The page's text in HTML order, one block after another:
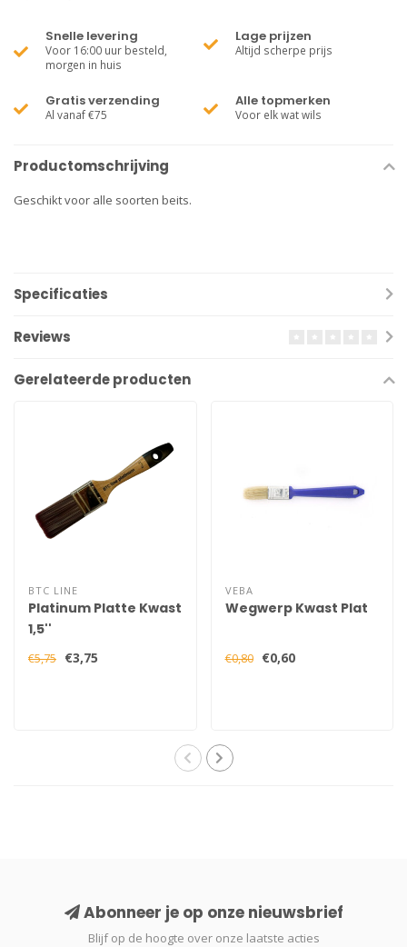
Snelle levering
Voor 16:00 uur besteld,
morgen in huis
Lage prijzen
Altijd scherpe prijs
Gratis verzending
Al vanaf €75
Alle topmerken
Voor elk wat wils
Productomschrijving
Geschikt voor alle soorten beits.
Specificaties
Reviews
Gerelateerde producten
BTC LINE
Platinum Platte Kwast
1,5''
€5,75 €3,75
VEBA
Wegwerp Kwast Plat
€0,80 €0,60
Abonneer je op onze nieuwsbrief
Blijf op de hoogte over onze laatste acties